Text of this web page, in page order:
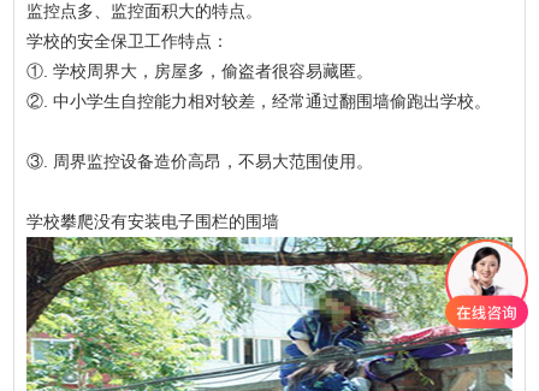
监控点多、监控面积大的特点。
学校的安全保卫工作特点：
①. 学校周界大，房屋多，偷盗者很容易藏匿。
②. 中小学生自控能力相对较差，经常通过翻围墙偷跑出学校。
③. 周界监控设备造价高昂，不易大范围使用。
学校攀爬没有安装电子围栏的围墙